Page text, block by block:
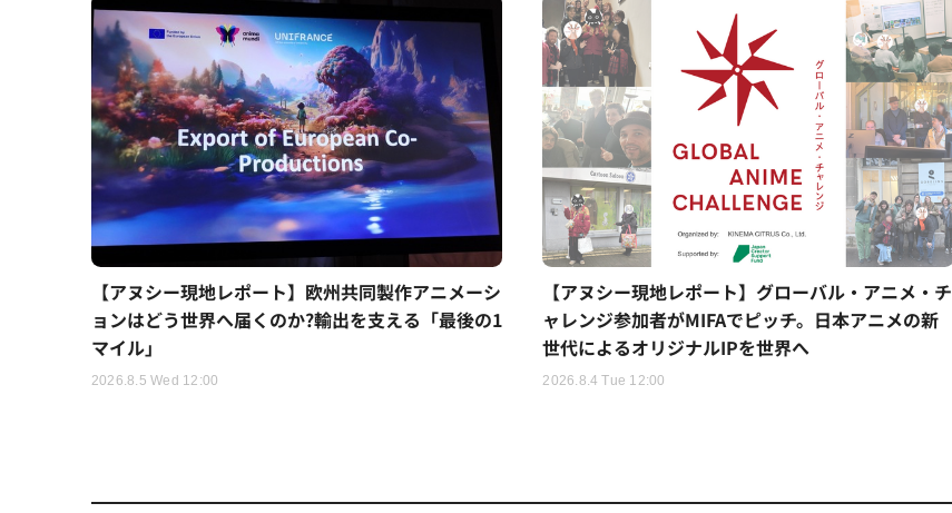
【アヌシー現地レポート】欧州共同製作アニメーシ
ョンはどう世界へ届くのか?輸出を支える「最後の1
マイル」
2026.8.5 Wed 12:00
【アヌシー現地レポート】グローバル・アニメ・チ
ャレンジ参加者がMIFAでピッチ。日本アニメの新
世代によるオリジナルIPを世界へ
2026.8.4 Tue 12:00